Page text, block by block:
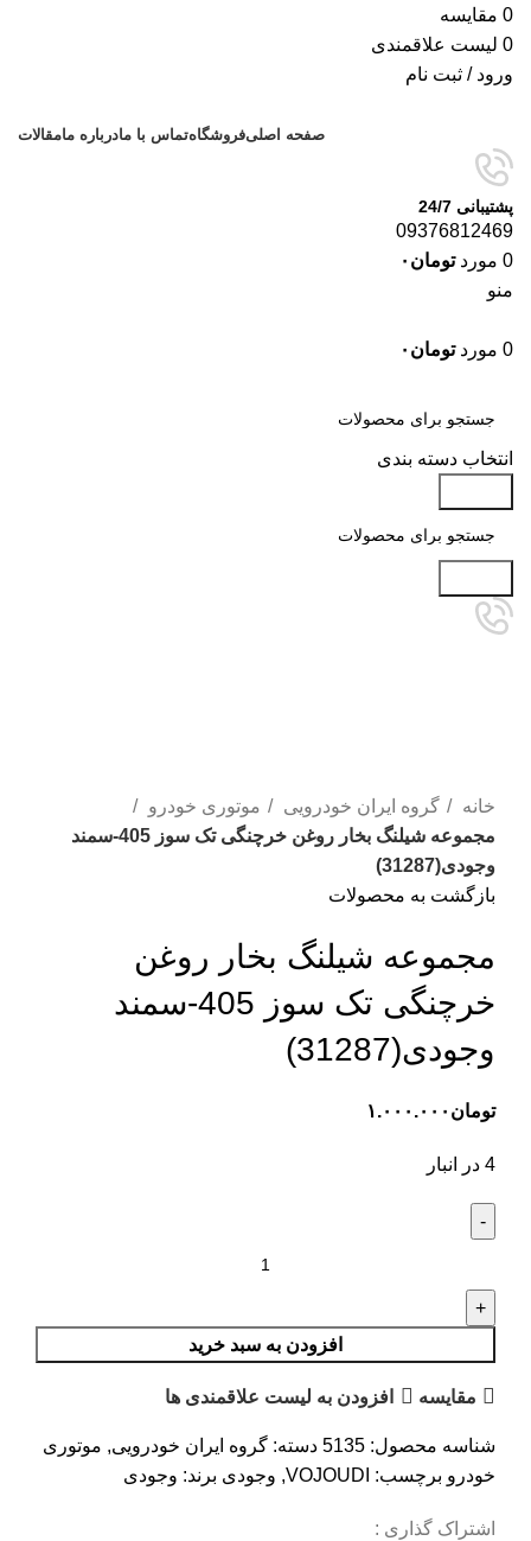
0 مقایسه
0 لیست علاقمندی
ورود / ثبت نام
صفحه اصلیفروشگاهتماس با مادرباره مامقالات
پشتیبانی 24/7
09376812469
0 مورد تومان ۰
منو
0 مورد تومان ۰
انتخاب دسته بندی
خانه گروه ایران خودرویی
موتوری خودرو
مجموعه شیلنگ بخار روغن خرچنگی تک سوز 405-سمند
وجودی(31287)
بازگشت به محصولات
مجموعه شیلنگ بخار روغن
خرچنگی تک سوز 405-سمند
وجودی(31287)
تومان ۱.۰۰۰.۰۰۰
4 در انبار
افزودن به سبد خرید
مقایسه افزودن به لیست علاقمندی ها
شناسه محصول: 5135 دسته: گروه ایران خودرویی, موتوری
خودرو برچسب: VOJOUDI
, وجودی برند: وجودی
اشتراک گذاری :